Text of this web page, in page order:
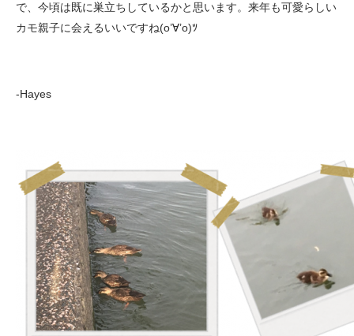
で、今頃は既に巣立ちしているかと思います。来年も可愛らしい
カモ親子に会えるいいですね(o’∀’o)ﾂ
-Hayes